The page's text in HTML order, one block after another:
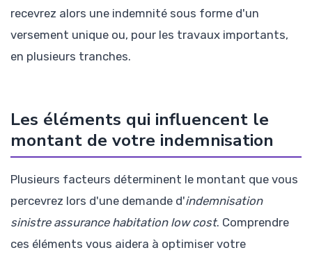
recevrez alors une indemnité sous forme d'un
versement unique ou, pour les travaux importants,
en plusieurs tranches.
Les éléments qui influencent le
montant de votre indemnisation
Plusieurs facteurs déterminent le montant que vous
percevrez lors d'une demande d'indemnisation
sinistre assurance habitation low cost. Comprendre
ces éléments vous aidera à optimiser votre